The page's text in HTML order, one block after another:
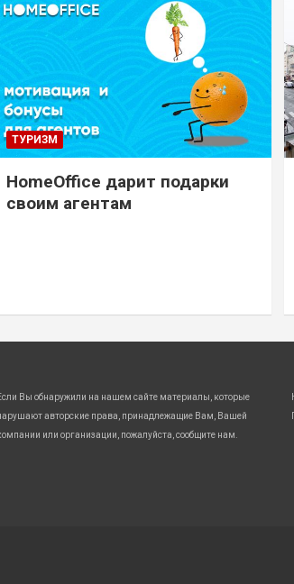
ТУРИЗМ
HomeOffice дарит подарки
своим агентам
Вы обнаружили на нашем сайте материалы, которые
авторские права, принадлежащие Вам, Вашей
или организации, пожалуйста, сообщите нам.